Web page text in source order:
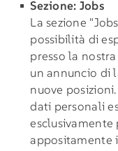
Sezione: Jobs
La sezione
possibilità di
presso la
un annuncio di
nuove
dati personali
appositamente